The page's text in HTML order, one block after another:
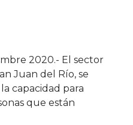
2020.- El sector
Juan del Río, se
capacidad para
que están